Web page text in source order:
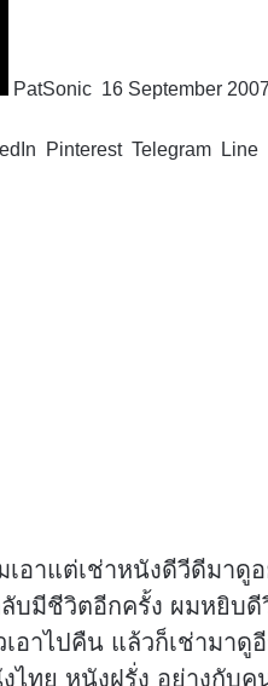
PatSonic 16 September 2007
Pinterest Telegram Line
อาแต่เช่าหนังดีวีดีมาดู
บมีชีวิตอีกครั้ง ผมหยิบ
เอาไปคืน แล้วก็เช่ามา
ไทย หนังฝรั่ง อย่างกับ